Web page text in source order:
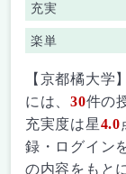
充実
楽単
【京都橘大学
には、30件の
充実度は星4.0
録・ログイン
の内容をもと